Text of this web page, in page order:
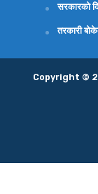
सरकारको
तरकारी
Copyright ©